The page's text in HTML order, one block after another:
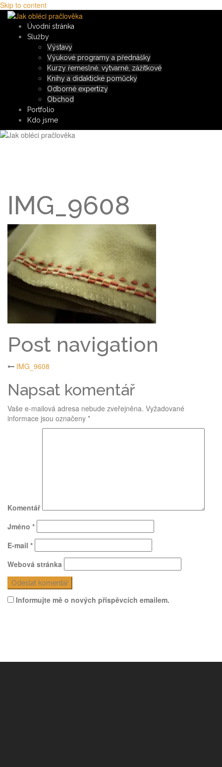
Skip to content
Úvodní stránka
Služby
Výstavy
Výukové programy a přednášky
Kurzy řemeslné, výtvarné, zážitkové
Knihy a didaktické pomůcky
Odborné expertízy
Obchod
Portfolio
Kdo jsme
IMG_9608
Post navigation
IMG_9608
Napsat komentář
Vaše e-mailová adresa nebude zveřejněna. Vyžadované
informace jsou označeny *
Komentář
Jméno *
E-mail *
Webová stránka
Informujte mě o nových příspěvcích emailem.